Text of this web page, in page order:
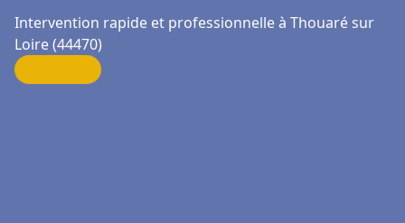
Intervention rapide et professionnelle à Thouaré sur
Loire (44470)